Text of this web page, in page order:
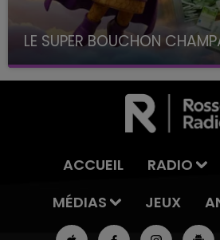
LE SUPER BOUCHON
avec La Famille Champagne
ACCUEIL RADIO
MÉDIAS
JEUX